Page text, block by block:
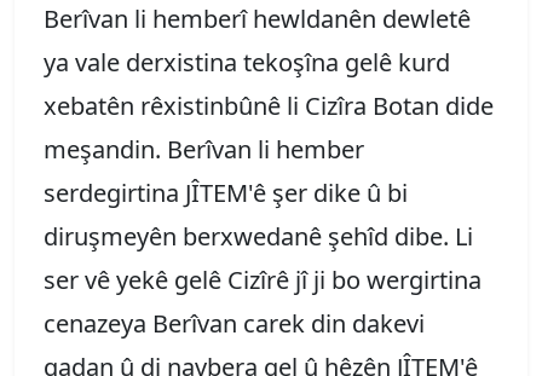
Berîvan li hemberî hewldanên dewletê
ya vale derxistina tekoşîna gelê kurd
xebatên rêxistinbûnê li Cizîra Botan dide
meşandin. Berîvan li hember
serdegirtina JÎTEM'ê şer dike û bi
diruşmeyên berxwedanê şehîd dibe. Li
ser vê yekê gelê Cizîrê jî ji bo wergirtina
cenazeya Berîvan carek din dakevi
qadan û di navbera gel û hêzên JÎTEM'ê